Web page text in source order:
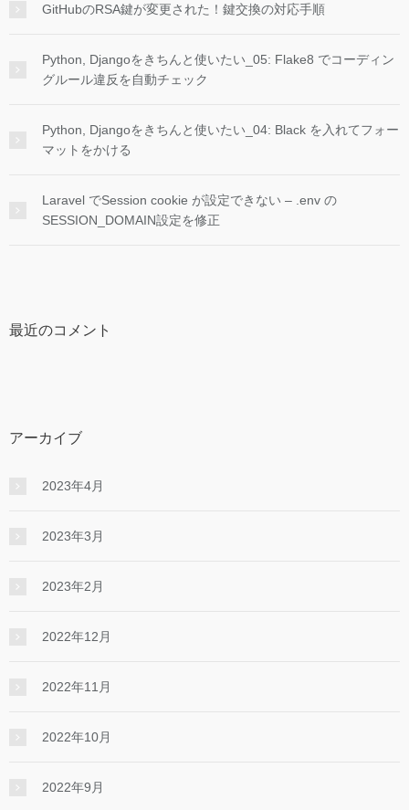
GitHubのRSA鍵が変更された！鍵交換の対応手順
Python, Djangoをきちんと使いたい_05: Flake8 でコーディン
グルール違反を自動チェック
Python, Djangoをきちんと使いたい_04: Black を入れてフォー
マットをかける
Laravel でSession cookie が設定できない – .env の
SESSION_DOMAIN設定を修正
最近のコメント
アーカイブ
2023年4月
2023年3月
2023年2月
2022年12月
2022年11月
2022年10月
2022年9月